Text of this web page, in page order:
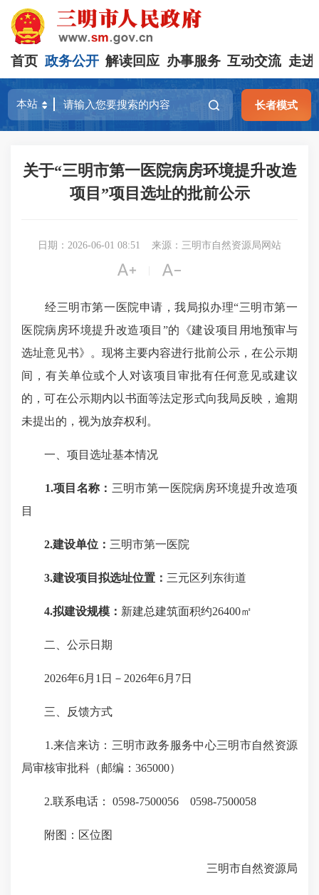
首页 政务公开 解读回应 办事服务 互动交流 走进
长者模式
关于“三明市第一医院病房环境提升改造
项目”项目选址的批前公示
日期：2026-06-01 08:51 来源：三明市自然资源局网站
 
经三明市第一医院申请，我局拟办理“三明市第一
医院病房环境提升改造项目”的《建设项目用地预审与
选址意见书》。现将主要内容进行批前公示，在公示期
间，有关单位或个人对该项目审批有任何意见或建议
的，可在公示期内以书面等法定形式向我局反映，逾期
未提出的，视为放弃权利。
一、项目选址基本情况
1.项目名称： 三明市第一医院病房环境提升改造项
目
2.建设单位： 三明市第一医院
3.建设项目拟选址位置： 三元区列东街道
4.拟建设规模： 新建总建筑面积约26400㎡
二、公示日期
2026年6月1日－2026年6月7日
三、反馈方式
1.来信来访：三明市政务服务中心三明市自然资源
局审核审批科（邮编：365000）
2.联系电话： 0598-7500056 0598-7500058
附图：区位图
三明市自然资源局